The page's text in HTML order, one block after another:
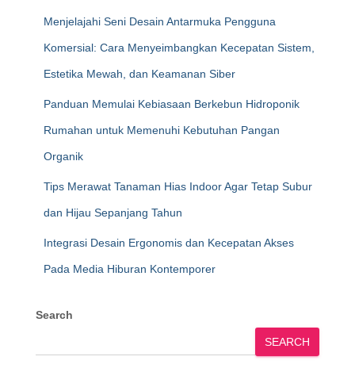
Menjelajahi Seni Desain Antarmuka Pengguna
Komersial: Cara Menyeimbangkan Kecepatan Sistem,
Estetika Mewah, dan Keamanan Siber
Panduan Memulai Kebiasaan Berkebun Hidroponik
Rumahan untuk Memenuhi Kebutuhan Pangan
Organik
Tips Merawat Tanaman Hias Indoor Agar Tetap Subur
dan Hijau Sepanjang Tahun
Integrasi Desain Ergonomis dan Kecepatan Akses
Pada Media Hiburan Kontemporer
Search
SEARCH